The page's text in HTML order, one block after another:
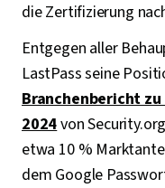
die Zertifizierung
Entgegen aller
LastPass seine
Branchenbericht zu
2024von
etwa 10 %
dem Google